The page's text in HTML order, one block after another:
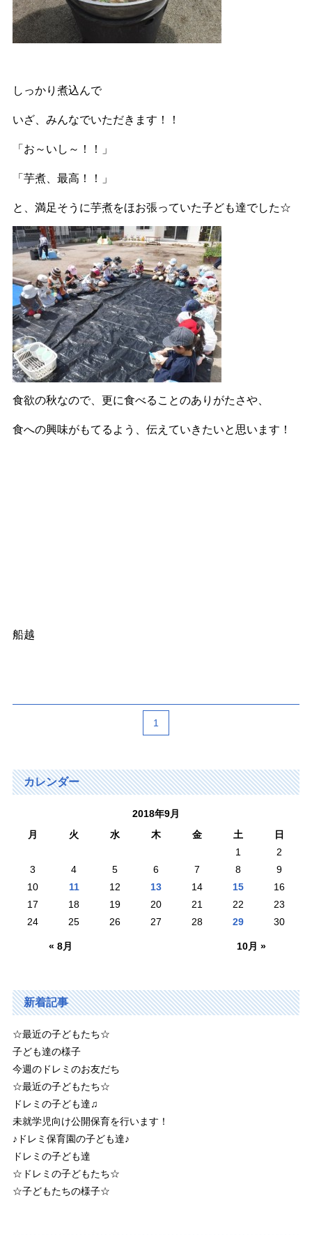
しっかり煮込んで
いざ、みんなでいただきます！！
「お～いし～！！」
「芋煮、最高！！」
と、満足そうに芋煮をほお張っていた子ども達でした☆
食欲の秋なので、更に食べることのありがたさや、
食への興味がもてるよう、伝えていきたいと思います！
船越
1
カレンダー
2018年9月
月
火 水 木 金 土
日
1
2
3
4 5 6 7 8
9
10
11 12 13 14 15
16
17
18 19 20 21 22
23
24
25 26 27 28 29 30
« 8月 10月 »
新着記事
☆最近の子どもたち☆
子ども達の様子
今週のドレミのお友だち
☆最近の子どもたち☆
ドレミの子ども達♫
未就学児向け公開保育を行います！
♪ドレミ保育園の子ども達♪
ドレミの子ども達
☆ドレミの子どもたち☆
☆子どもたちの様子☆